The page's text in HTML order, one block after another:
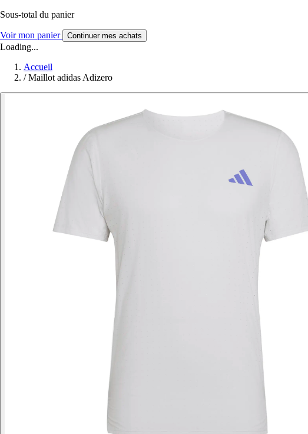
Sous-total du panier
Voir mon panier Continuer mes achats
Loading...
Accueil
/ Maillot adidas Adizero